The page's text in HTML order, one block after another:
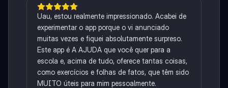
Uau, estou realmente impressionado. Acabei de
experimentar o app porque o vi anunciado
muitas vezes e fiquei absolutamente surpreso.
Este app é A AJUDA que você quer para a
escola e, acima de tudo, oferece tantas coisas,
como exercícios e folhas de fatos, que têm sido
MUITO úteis para mim pessoalmente.